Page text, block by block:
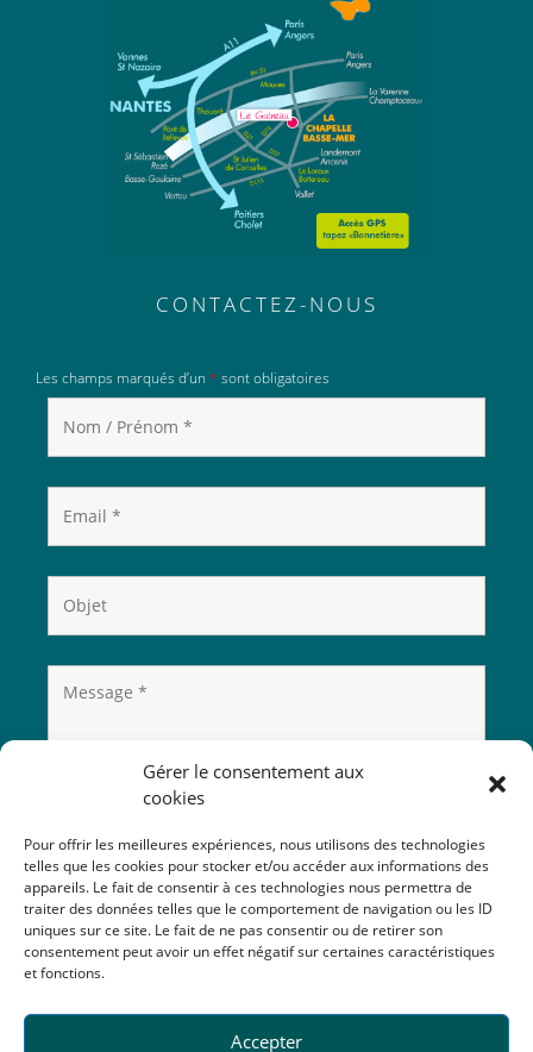
Gérer le consentement aux
cookies
Pour offrir les meilleures expériences, nous utilisons des technologies
telles que les cookies pour stocker et/ou accéder aux informations des
appareils. Le fait de consentir à ces technologies nous permettra de
traiter des données telles que le comportement de navigation ou les ID
uniques sur ce site. Le fait de ne pas consentir ou de retirer son
consentement peut avoir un effet négatif sur certaines caractéristiques
et fonctions.
Accepter
CONTACTEZ-NOUS
Les champs marqués d’un * sont obligatoires